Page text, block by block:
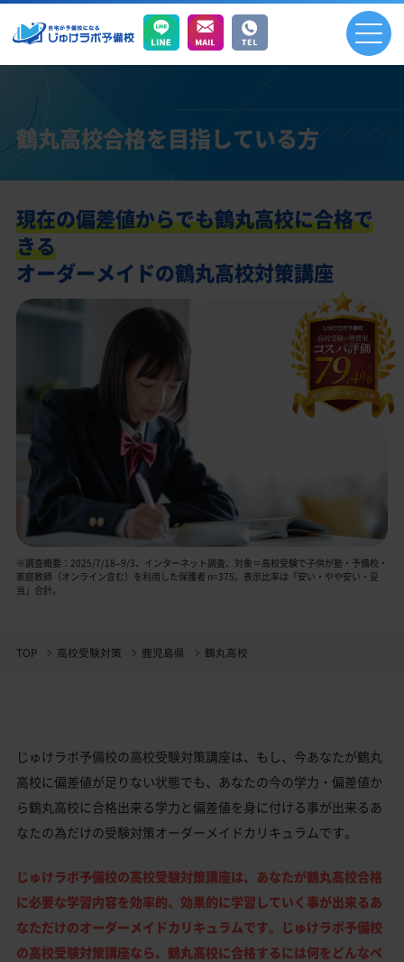
鶴丸高校合格を目指している方
現在の偏差値からでも鶴丸高校に合格で
きる
オーダーメイドの鶴丸高校対策講座
※調査概要：2025/7/18–9/3、インターネット調査、対象＝高校受験で子供が塾・予備校・
家庭教師（オンライン含む）を利用した保護者 n=375。表示比率は「安い・やや安い・妥
当」合計。
TOP 高校受験対策 鹿児島県 鶴丸高校
じゅけラボ予備校の高校受験対策講座は、もし、今あなたが鶴丸
高校に偏差値が足りない状態でも、あなたの今の学力・偏差値か
ら鶴丸高校に合格出来る学力と偏差値を身に付ける事が出来るあ
なたの為だけの受験対策オーダーメイドカリキュラムです。
じゅけラボ予備校の高校受験対策講座は、あなたが鶴丸高校合格
に必要な学習内容を効率的、効果的に学習していく事が出来るあ
なただけのオーダーメイドカリキュラムです。じゅけラボ予備校
の高校受験対策講座なら、鶴丸高校に合格するには何をどんなペ